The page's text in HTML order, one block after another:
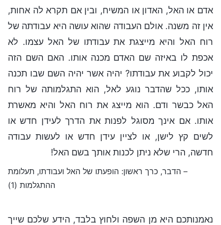
אדם או האל, האדון או המשיח, ובין אם תקרא לה אחות,
אין זה משנה. אולם העבודה שהוא עושה היא עבודתה של
רוח האל והיא מייצגת את עבודתו של האל עצמו. לא
אכפת לו באיזה שם האדם מכנה אותו. האם השם הזה
יכול לקבוע את עבודתו? יהיה אשר יהיה השם שבו תכנה
אותו, ככל שהדבר נוגע לאל, הוא התגלמותה של רוח
האל כבשר ודם. הוא מייצג את רוח האל והיא מאשרת
אותו. אם אינך מסוגל לפנות את הדרך לעידן חדש או
לשים קץ לישן, או לציין עידן חדש או לעשות עבודה
חדשה, הרי שלא ניתן לכנות אותך בשם האל!
– הדבר, כרך ראשון: הופעתו של האל ועבודתו, תעלומת
ההתגלמות (1)
נאמנותכם היא מן השפה ולחוץ בלבד, הידע שלכם שייך